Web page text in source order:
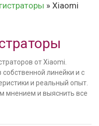
» Xiaomi
от Xiaomi.
линейки и с
и реальный опыт.
мнением и выяснить все